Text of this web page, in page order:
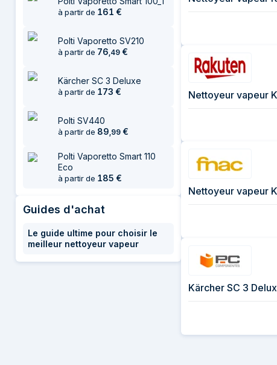
à partir de 161 €
Polti Vaporetto SV210
à partir de 76,49 €
Kärcher SC 3 Deluxe
à partir de 173 €
Polti SV440
à partir de 89,99 €
Polti Vaporetto Smart 110
Eco
à partir de 185 €
Guides d'achat
Le guide ultime pour choisir le
meilleur nettoyeur vapeur
Nettoyeur vapeur
Kärcher SC 3